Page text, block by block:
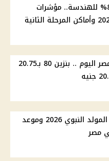
92.8% للطب و87.9% للهندسة.. مؤشرات
أسعار الوقود في مصر اليوم .. بنزين 80 بـ20.75
موقف ترحيل إجازة المولد النبوي 2026 وموعد
مصر